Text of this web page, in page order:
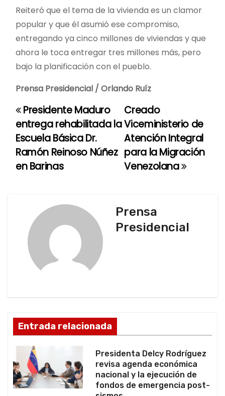
Reiteró que el tema de la vivienda es un clamor
popular y que él asumió ese compromiso,
entregando ya cinco millones de viviendas y que
ahora le toca entregar tres millones más, pero
bajo la planificación con el pueblo.
Prensa Presidencial / Orlando Ruíz
N
a
v
d
e
e
n
Creado
Viceministerio de
Atención Integral
para la Migración
Venezolana
Presidente Maduro
entrega rehabilitada la
Escuela Básica Dr.
Ramón Reinoso Núñez
en Barinas
Prensa
Presidencial
Entrada relacionada
Presidenta Delcy Rodríguez
revisa agenda económica
nacional y la ejecución de
fondos de emergencia post-